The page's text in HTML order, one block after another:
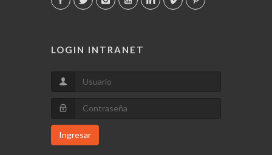
LOGIN INTRANET
Ingresar